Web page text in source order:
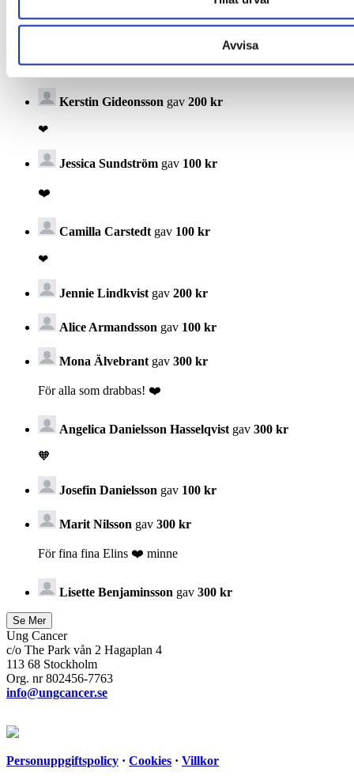
Avvisa
❤️💜
Ylva Schöngav200 kr
Kerstin Gideonsson gav 200 kr
❤
Jessica Sundström gav 100 kr
❤️
Camilla Carstedt gav 100 kr
❤
Jennie Lindkvist gav 200 kr
Alice Armandsson gav 100 kr
Mona Älvebrant gav 300 kr
För alla som drabbas! ❤️
Angelica Danielsson Hasselqvist gav 300 kr
🧡
Josefin Danielsson gav 100 kr
Marit Nilsson gav 300 kr
För fina fina Elins ❤️ minne
Lisette Benjaminsson gav 300 kr
Ung Cancer
c/o The Park vån 2 Hagaplan 4
113 68 Stockholm
Org. nr 802456-7763
info@ungcancer.se
Personuppgiftspolicy · Cookies · Villkor